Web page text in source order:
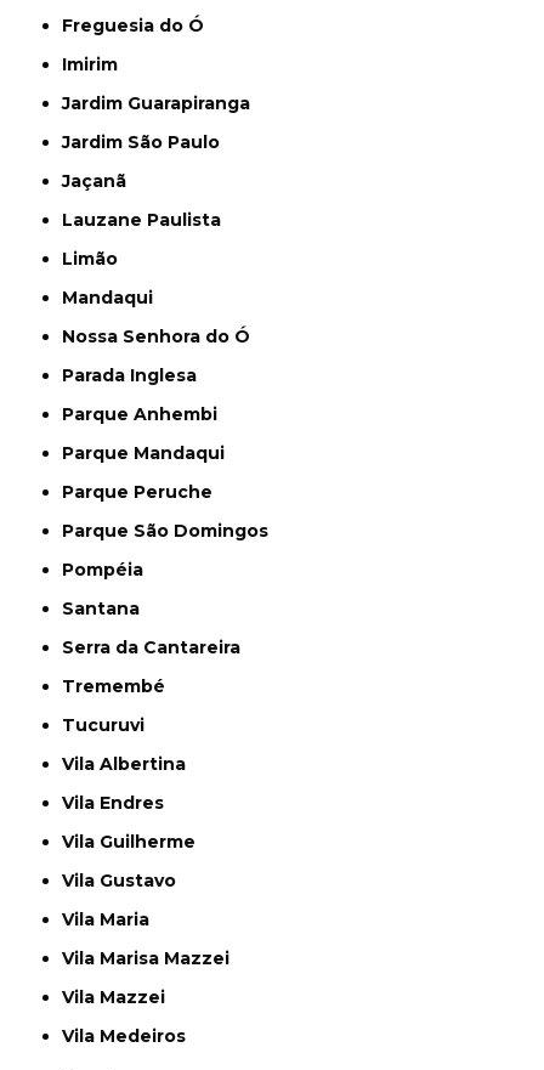
Freguesia do Ó
Imirim
Jardim Guarapiranga
Jardim São Paulo
Jaçanã
Lauzane Paulista
Limão
Mandaqui
Nossa Senhora do Ó
Parada Inglesa
Parque Anhembi
Parque Mandaqui
Parque Peruche
Parque São Domingos
Pompéia
Santana
Serra da Cantareira
Tremembé
Tucuruvi
Vila Albertina
Vila Endres
Vila Guilherme
Vila Gustavo
Vila Maria
Vila Marisa Mazzei
Vila Mazzei
Vila Medeiros